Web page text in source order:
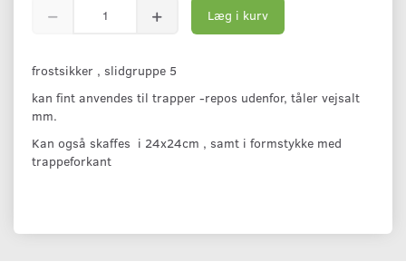
Læg i kurv
frostsikker , slidgruppe 5
kan fint anvendes til trapper -repos udenfor, tåler vejsalt
mm.
Kan også skaffes i 24x24cm , samt i formstykke med
trappeforkant